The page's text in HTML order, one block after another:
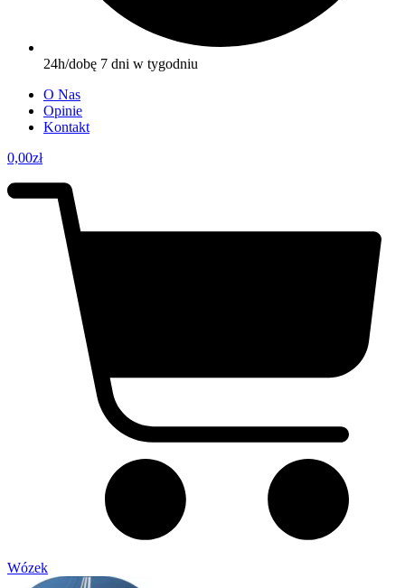
24h/dobę 7 dni w tygodniu
O Nas
Opinie
Kontakt
0,00zł
Wózek